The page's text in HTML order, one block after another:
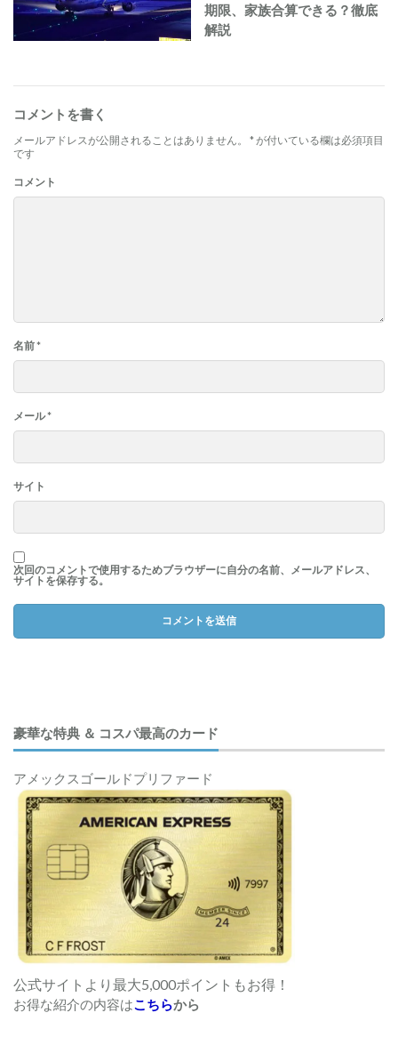
期限、家族合算できる？徹底
解説
コメントを書く
メールアドレスが公開されることはありません。 *が付いている欄は必須項目
です
コメント
名前*
メール*
サイト
次回のコメントで使用するためブラウザーに自分の名前、メールアドレス、
サイトを保存する。
豪華な特典 ＆ コスパ最高のカード
アメックスゴールドプリファード
公式サイトより最大5,000ポイントもお得！
お得な紹介の内容はこちらから